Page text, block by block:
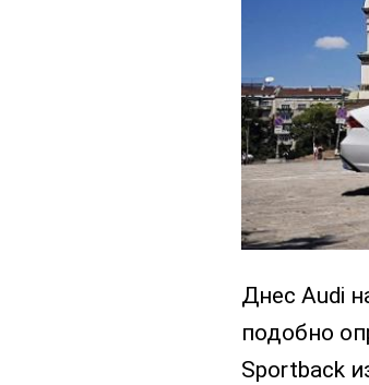
Днес Audi
подобно
Sportback